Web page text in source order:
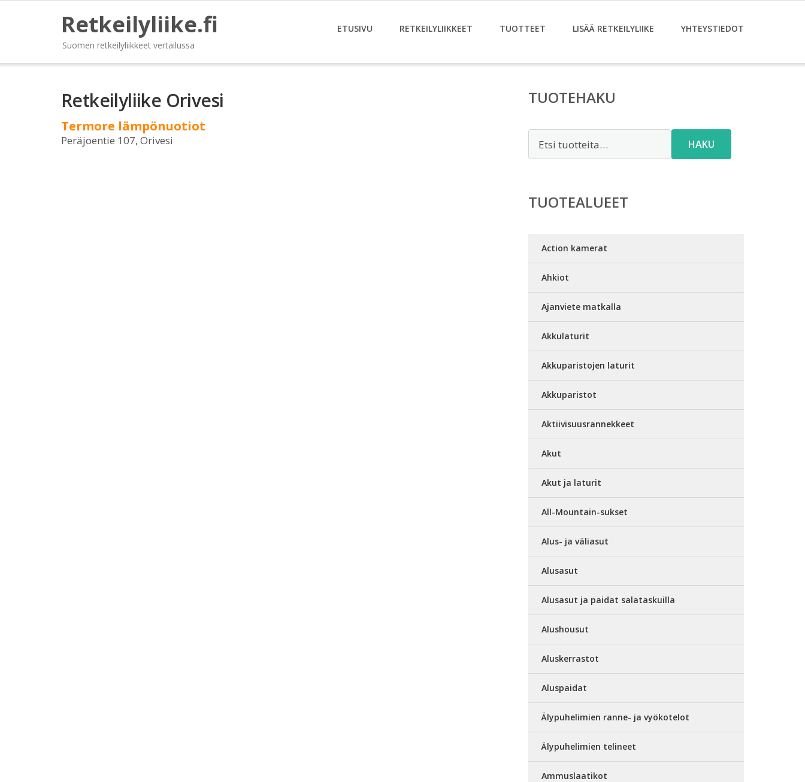
Retkeilyliike.fi
Suomen retkeilyliikkeet vertailussa
ETUSIVU RETKEILYLIIKKEET TUOTTEET LISÄÄ RETKEILYLIIKE YHTEYSTIEDOT
Retkeilyliike Orivesi
Termore lämpönuotiot
Peräjoentie 107, Orivesi
TUOTEHAKU
HAKU
TUOTEALUEET
Action kamerat
Ahkiot
Ajanviete matkalla
Akkulaturit
Akkuparistojen laturit
Akkuparistot
Aktiivisuusrannekkeet
Akut
Akut ja laturit
All-Mountain-sukset
Alus- ja väliasut
Alusasut
Alusasut ja paidat salataskuilla
Alushousut
Aluskerrastot
Aluspaidat
Älypuhelimien ranne- ja vyökotelot
Älypuhelimien telineet
Ammuslaatikot